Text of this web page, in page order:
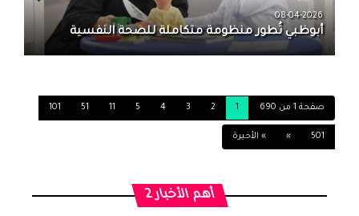
08-04-2026
أبوظبي تُطور منظومة متكاملة للصحة النفسية
صفحة 1 من 690 1
2
3
4
5
11
51
101
501
» » الأخيرة
أهم الأخبار 2